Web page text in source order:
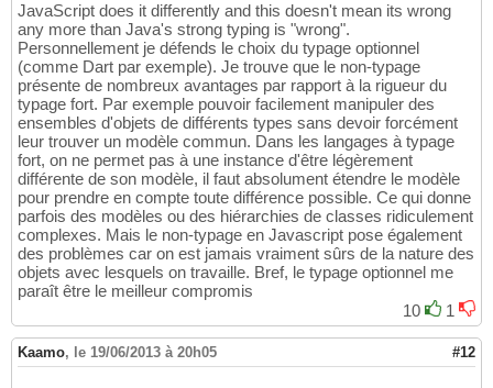
JavaScript does it differently and this doesn't mean its wrong
any more than Java's strong typing is "wrong".
Personnellement je défends le choix du typage optionnel
(comme Dart par exemple). Je trouve que le non-typage
présente de nombreux avantages par rapport à la rigueur du
typage fort. Par exemple pouvoir facilement manipuler des
ensembles d'objets de différents types sans devoir forcément
leur trouver un modèle commun. Dans les langages à typage
fort, on ne permet pas à une instance d'être légèrement
différente de son modèle, il faut absolument étendre le modèle
pour prendre en compte toute différence possible. Ce qui donne
parfois des modèles ou des hiérarchies de classes ridiculement
complexes. Mais le non-typage en Javascript pose également
des problèmes car on est jamais vraiment sûrs de la nature des
objets avec lesquels on travaille. Bref, le typage optionnel me
paraît être le meilleur compromis
10
1
Kaamo, le 19/06/2013 à 20h05 #12